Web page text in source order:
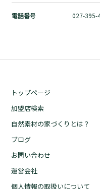
お問い合わせ
運営会社
電話番号 027-395-
トップページ
加盟店検索
自然素材の家づくりとは？
ブログ
お問い合わせ
運営会社
個人情報の取扱いについて